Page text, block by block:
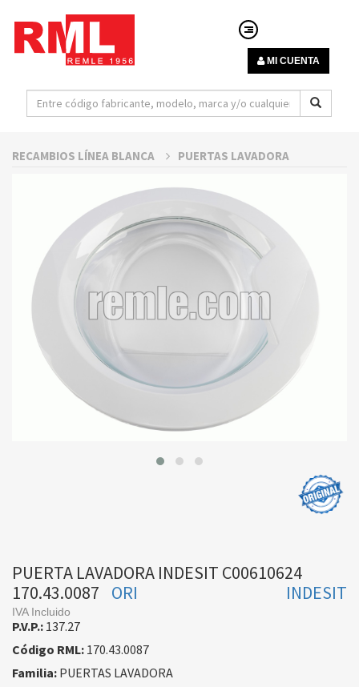
MI CUENTA
RECAMBIOS LÍNEA BLANCA PUERTAS LAVADORA
PUERTA LAVADORA INDESIT C00610624
170.43.0087
INDESIT
ORI
IVA Incluido
P.V.P.: 137.27
Código RML: 170.43.0087
Familia: PUERTAS LAVADORA